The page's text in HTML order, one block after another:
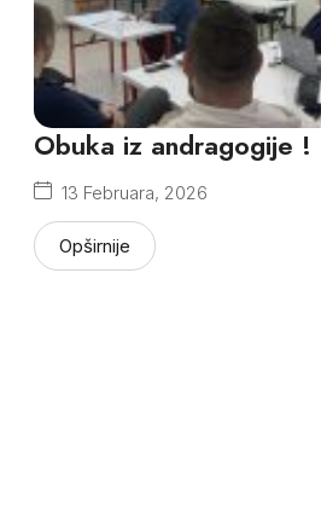
Obuka iz andragogije !
13 Februara, 2026
Opširnije